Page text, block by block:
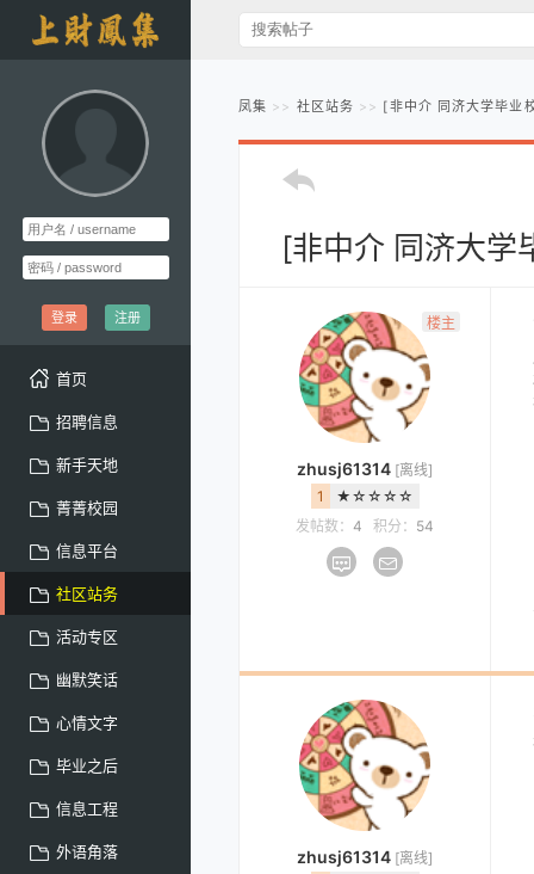
登录 注册
首页
招聘信息
新手天地
菁菁校园
信息平台
社区站务
活动专区
幽默笑话
心情文字
毕业之后
信息工程
外语角落
凤集 社区站务 [非中介 同济大学毕业
[非中介 同济大学
楼主
zhusj61314 [离线]
1
★☆☆☆☆
发帖数： 4 积分： 54
zhusj61314 [离线]